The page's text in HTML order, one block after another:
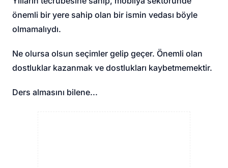
önemli bir yere sahip olan bir ismin vedası böyle
olmamalıydı.
Ne olursa olsun seçimler gelip geçer. Önemli olan
dostluklar kazanmak ve dostlukları kaybetmemektir.
Ders almasını bilene...